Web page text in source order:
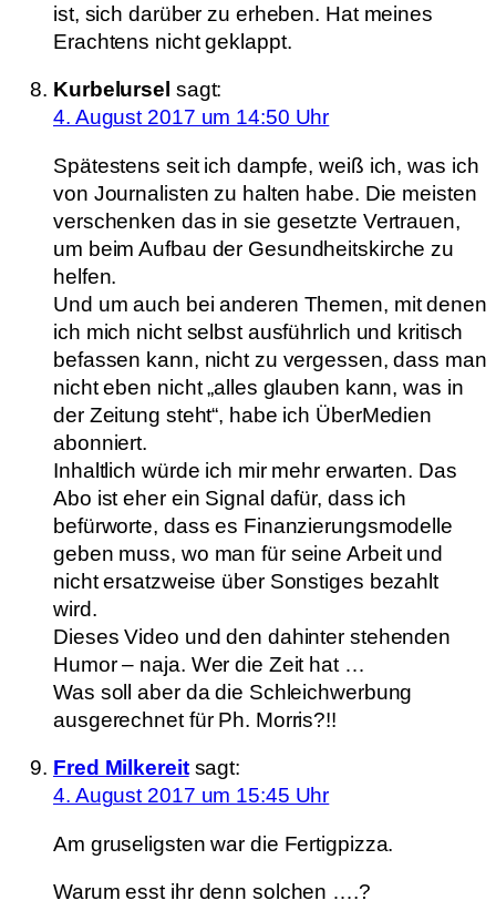
ist, sich darüber zu erheben. Hat meines
Erachtens nicht geklappt.
Kurbelursel sagt:
4. August 2017 um 14:50 Uhr
Spätestens seit ich dampfe, weiß ich, was ich
von Journalisten zu halten habe. Die meisten
verschenken das in sie gesetzte Vertrauen,
um beim Aufbau der Gesundheitskirche zu
helfen.
Und um auch bei anderen Themen, mit denen
ich mich nicht selbst ausführlich und kritisch
befassen kann, nicht zu vergessen, dass man
nicht eben nicht „alles glauben kann, was in
der Zeitung steht“, habe ich ÜberMedien
abonniert.
Inhaltlich würde ich mir mehr erwarten. Das
Abo ist eher ein Signal dafür, dass ich
befürworte, dass es Finanzierungsmodelle
geben muss, wo man für seine Arbeit und
nicht ersatzweise über Sonstiges bezahlt
wird.
Dieses Video und den dahinter stehenden
Humor – naja. Wer die Zeit hat …
Was soll aber da die Schleichwerbung
ausgerechnet für Ph. Morris?!!
Fred Milkereit sagt:
4. August 2017 um 15:45 Uhr
Am gruseligsten war die Fertigpizza.
Warum esst ihr denn solchen ….?